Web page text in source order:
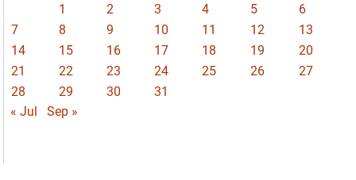
1 2 3 4 5
6
7
8 9 10 11 12
13
14
15 16 17 18 19
20
21
22 23 24 25 26
27
28
29 30
31
« Jul
Sep »